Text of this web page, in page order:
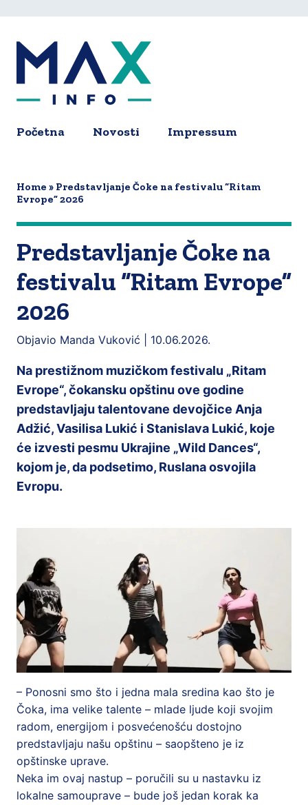
to
content
Početna Novosti Impressum
Home
Predstavljanje Čoke na festivalu “Ritam
Evrope” 2026
Predstavljanje Čoke na
festivalu “Ritam Evrope”
2026
Objavio Manda Vuković | 10.06.2026.
Na prestižnom muzičkom festivalu „Ritam
Evrope“, čokansku opštinu ove godine
predstavljaju talentovane devojčice Anja
Adžić, Vasilisa Lukić i Stanislava Lukić, koje
će izvesti pesmu Ukrajine „Wild Dances“,
kojom je, da podsetimo, Ruslana osvojila
Evropu.
– Ponosni smo što i jedna mala sredina kao što je
Čoka, ima velike talente – mlade ljude koji svojim
radom, energijom i posvećenošću dostojno
predstavljaju našu opštinu – saopšteno je iz
opštinske uprave.
Neka im ovaj nastup – poručili su u nastavku iz
lokalne samouprave – bude još jedan korak ka